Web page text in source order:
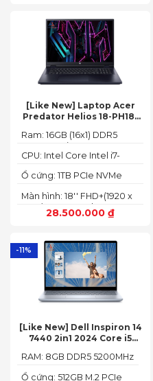
[Like New] Laptop Acer
Predator Helios 18-PH18-
13700HX, RTX 4060 8GB,
165HZ)
28.500.000 ₫
Màn hình: 18'' FHD+(1920 x
1200) 165 Hz In-plane
Switching (IPS)
Ổ cứng: 1TB PCIe NVMe
CPU: Intel Core Intel i7-
GHz 30MB
Ram: 16GB (16x1) DDR5
4800MHz (2x SO-DIMM
socket, up to 32GB
SDRAM)
-11%
[Like New] Dell Inspiron 14
7440 2in1 2024 Core i5
FHD+
Ổ cứng: 512GB M.2 PCIe
RAM: 8GB DDR5 5200MHz